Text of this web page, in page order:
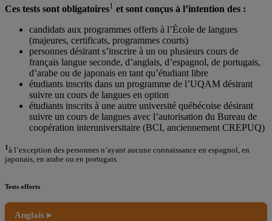
Ces tests sont obligatoires1 et sont conçus à l’intention des :
candidats aux programmes offerts à l’École de langues
(majeures, certificats, programmes courts)
personnes désirant s’inscrire à un ou plusieurs cours de
français langue seconde, d’anglais, d’espagnol, de portugais,
d’arabe ou de japonais en tant qu’étudiant libre
étudiants inscrits dans un programme de l’UQAM désirant
suivre un cours de langues en option
étudiants inscrits à une autre université québécoise désirant
suivre un cours de langues avec l’autorisation du Bureau de
coopération interuniversitaire (BCI, anciennement CREPUQ)
1à l’exception des personnes n’ayant aucune connaissance en espagnol, en
japonais, en arabe ou en portugais.
Tests offerts
Anglais ▸